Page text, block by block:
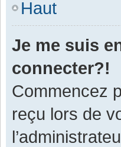
Haut
Je me suis
connecter?!
Commencez
reçu lors de